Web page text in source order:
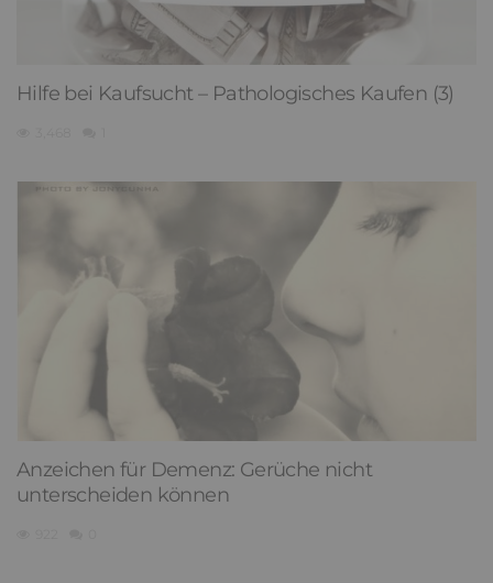
Hilfe bei Kaufsucht – Pathologisches Kaufen (3)
Anzeichen für Demenz: Gerüche nicht
unterscheiden können